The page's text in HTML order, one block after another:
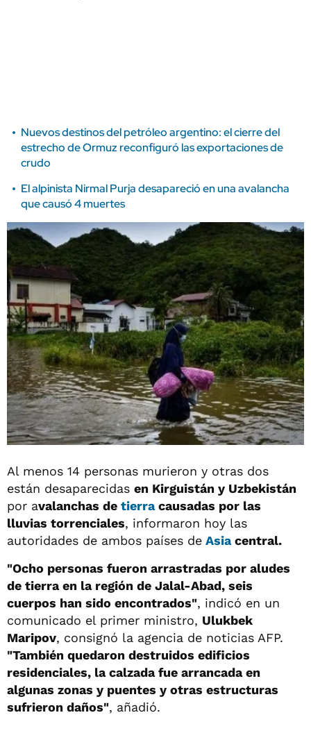
Nuevos destinos del petróleo argentino: el cierre del
estrecho de Ormuz reconfiguró las exportaciones de
crudo
El alpinista Nirmal Purja desapareció en una avalancha
que causó 4 muertes
Al menos 14 personas murieron y otras dos
están desaparecidas en Kirguistán y Uzbekistán
por avalanchas de tierracausadas por las
lluvias torrenciales, informaron hoy las
autoridades de ambos países de Asiacentral.
"Ocho personas fueron arrastradas por aludes
de tierra en la región de Jalal-Abad, seis
cuerpos han sido encontrados", indicó en un
comunicado el primer ministro, Ulukbek
Maripov, consignó la agencia de noticias AFP.
"También quedaron destruidos edificios
residenciales, la calzada fue arrancada en
algunas zonas y puentes y otras estructuras
sufrieron daños", añadió.